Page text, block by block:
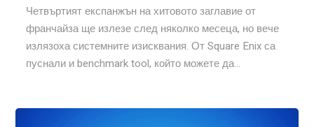
Четвъртият експанжън на хитовото заглавие от
франчайза ще излезе след няколко месеца, но вече
излязоха системните изисквания. От Square Enix са
пуснали и benchmark tool, който можете да...